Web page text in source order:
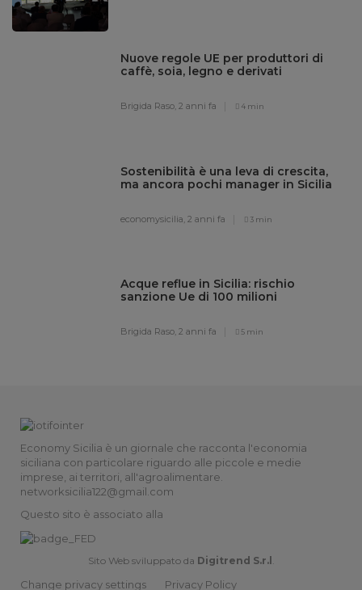
Nuove regole UE per produttori di
caffè, soia, legno e derivati
Brigida Raso,2 anni fa 4 min
Sostenibilità è una leva di crescita,
ma ancora pochi manager in Sicilia
economysicilia,2 anni fa 3 min
Acque reflue in Sicilia: rischio
sanzione Ue di 100 milioni
Brigida Raso,2 anni fa 5 min
Economy Sicilia è un giornale che racconta l'economia
siciliana con particolare riguardo alle piccole e medie
imprese, ai territori, all'agroalimentare.
networksicilia122@gmail.com
Questo sito è associato alla
Sito Web sviluppato da Digitrend S.r.l
Change privacy settings Privacy Policy